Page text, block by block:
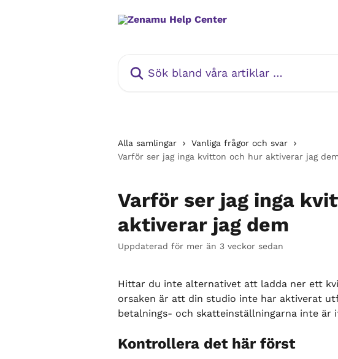
Alla samlingar
Vanliga frågor och svar
Varför ser jag inga kvitton och hur aktiverar jag dem
Varför ser jag inga
aktiverar jag dem
Uppdaterad för mer än 3 veckor sedan
Hittar du inte alternativet att ladda ner ett
orsaken är att din studio inte har aktiverat
betalnings- och skatteinställningarna inte är
Kontrollera det här först